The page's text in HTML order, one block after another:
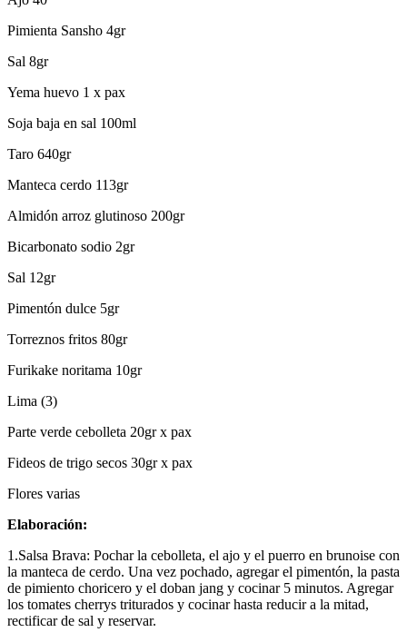
Pimienta Sansho 4gr
Sal 8gr
Yema huevo 1 x pax
Soja baja en sal 100ml
Taro 640gr
Manteca cerdo 113gr
Almidón arroz glutinoso 200gr
Bicarbonato sodio 2gr
Sal 12gr
Pimentón dulce 5gr
Torreznos fritos 80gr
Furikake noritama 10gr
Lima (3)
Parte verde cebolleta 20gr x pax
Fideos de trigo secos 30gr x pax
Flores varias
Elaboración:
1.Salsa Brava: Pochar la cebolleta, el ajo y el puerro en brunoise con
la manteca de cerdo. Una vez pochado, agregar el pimentón, la pasta
de pimiento choricero y el doban jang y cocinar 5 minutos. Agregar
los tomates cherrys triturados y cocinar hasta reducir a la mitad,
rectificar de sal y reservar.